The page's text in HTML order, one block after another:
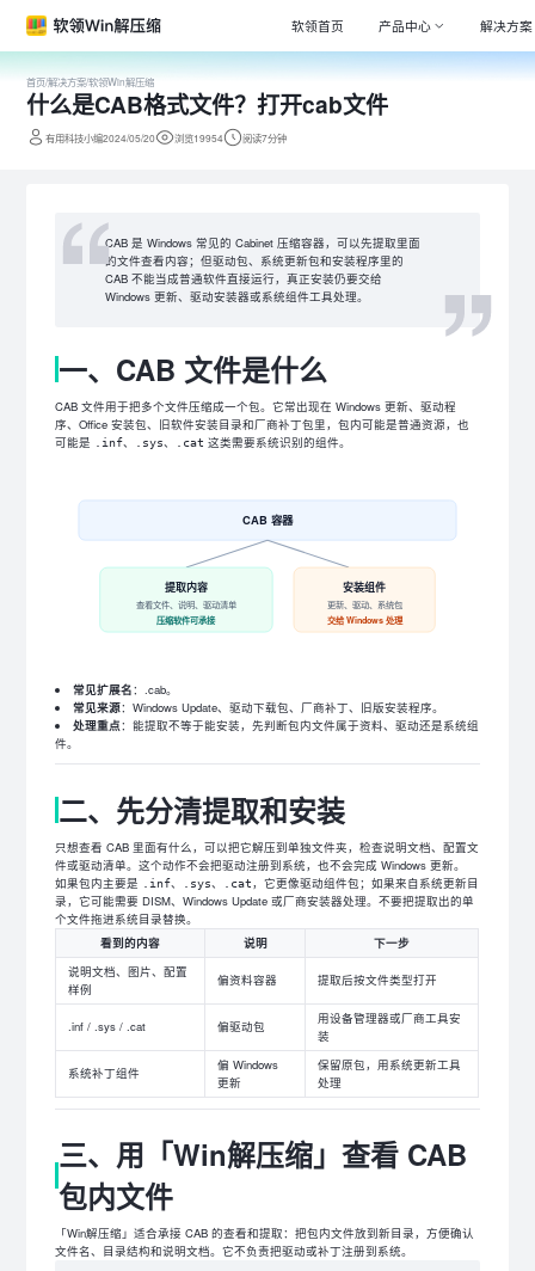
软领首页 产品中心
打印机驱
全面诊断
解决方案
首页/解决方案/软领Win解压缩
什么是CAB格式文件？打开cab文件
有用科技小编2024/05/20 浏览19954 阅读7分钟
CAB 是 Windows 常见的 Cabinet 压缩容器，可以先提取里面
的文件查看内容；但驱动包、系统更新包和安装程序里的
CAB 不能当成普通软件直接运行，真正安装仍要交给
Windows 更新、驱动安装器或系统组件工具处理。
一、CAB 文件是什么
CAB 文件用于把多个文件压缩成一个包。它常出现在 Windows 更新、驱动程
序、Office 安装包、旧软件安装目录和厂商补丁包里，包内可能是普通资源，也
可能是
.inf、 .sys、 .cat 这类需要系统识别的组件。
CAB 容器
提取内容
查看文件、说明、驱动清单
压缩软件可承接
安装组件
更新、驱动、系统包
交给 Windows 处理
常见扩展名：.cab。
常见来源：Windows Update、驱动下载包、厂商补丁、旧版安装程序。
处理重点：能提取不等于能安装，先判断包内文件属于资料、驱动还是系统组
件。
二、先分清提取和安装
只想查看 CAB 里面有什么，可以把它解压到单独文件夹，检查说明文档、配置文
件或驱动清单。这个动作不会把驱动注册到系统，也不会完成 Windows 更新。
如果包内主要是
.inf、 .sys、 .cat，它更像驱动组件包；如果来自系统更新目
录，它可能需要 DISM、Windows Update 或厂商安装器处理。不要把提取出的单
个文件拖进系统目录替换。
看到的内容
说明
下一步
说明文档、图片、配置
样例
偏资料容器 提取后按文件类型打开
.inf / .sys / .cat 偏驱动包
用设备管理器或厂商工具安
装
系统补丁组件
偏 Windows
更新
保留原包，用系统更新工具
处理
三、用「Win解压缩」查看 CAB
包内文件
「Win解压缩」适合承接 CAB 的查看和提取：把包内文件放到新目录，方便确认
文件名、目录结构和说明文档。它不负责把驱动或补丁注册到系统。